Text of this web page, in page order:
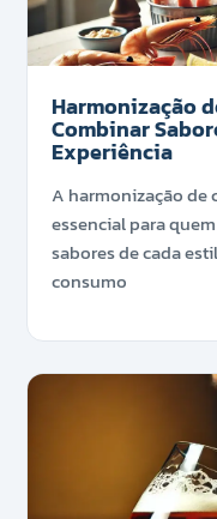
Harmonização
Combinar
Experiência
A harmonização de
essencial para
sabores de cada
consumo